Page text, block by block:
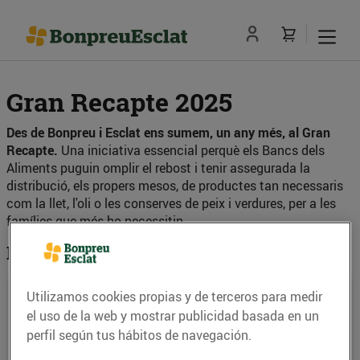
Gran Recapte 2025
Des de Bonpreu i Esclat ens sumem, un any més, al Gran
Recapte. Una iniciativa essencial perquè els Bancs dels
Aliments puguin omplir el rebost i tenir assegurada la
distribució, els propers mesos, de productes tan necessaris
com la llet, l'oli o les conserves de peix i verdures, per a les
famílies que més ho necessitin.
Fes el teu donatiu!
Recollida física als establiments
Bonpreu i Escat seleccionats*
El 7 i 8 de novembre, pots fer una donació de
Utilizamos cookies propias y de terceros para medir
el uso de la web y mostrar publicidad basada en un
perfil según tus hábitos de navegación.